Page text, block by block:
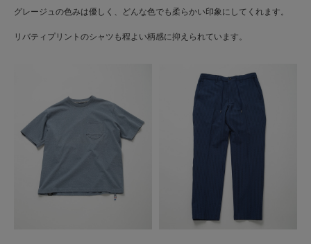
グレージュの色みは優しく、どんな色でも柔らかい印象にしてくれます。
リバティプリントのシャツも程よい柄感に抑えられています。